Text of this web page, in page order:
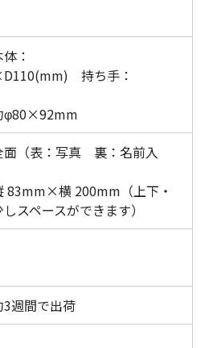
：
持ち手：
φ80×92mm
面（表：写真 裏：名前入
83mm×横 200mm（上下・
スペースができます）
週間で出荷